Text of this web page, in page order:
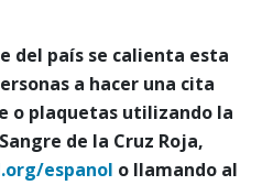
del país se calienta esta
a hacer una cita
o plaquetas utilizando la
de la Cruz Roja,
espanol o llamando al